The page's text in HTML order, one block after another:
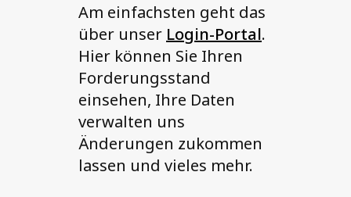
Am einfachsten geht das
über unser Login-Portal.
Hier können Sie Ihren
Forderungsstand
einsehen, Ihre Daten
verwalten uns
Änderungen zukommen
lassen und vieles mehr.